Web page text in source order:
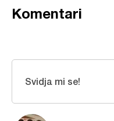
Komentari
Svidja mi se!